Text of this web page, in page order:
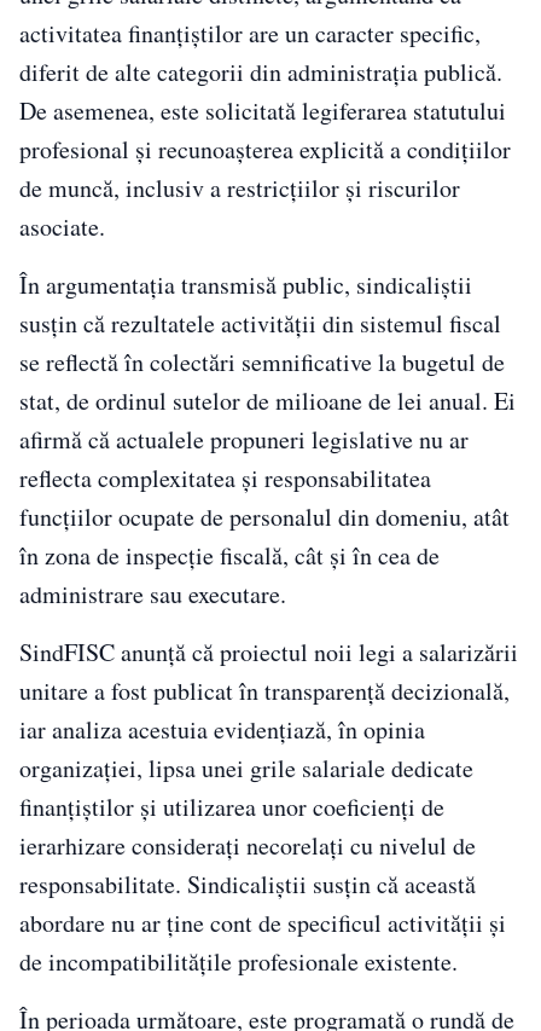
activitatea finanțiștilor are un caracter specific,
diferit de alte categorii din administrația publică.
De asemenea, este solicitată legiferarea statutului
profesional și recunoașterea explicită a condițiilor
de muncă, inclusiv a restricțiilor și riscurilor
asociate.
În argumentația transmisă public, sindicaliștii
susțin că rezultatele activității din sistemul fiscal
se reflectă în colectări semnificative la bugetul de
stat, de ordinul sutelor de milioane de lei anual. Ei
afirmă că actualele propuneri legislative nu ar
reflecta complexitatea și responsabilitatea
funcțiilor ocupate de personalul din domeniu, atât
în zona de inspecție fiscală, cât și în cea de
administrare sau executare.
SindFISC anunță că proiectul noii legi a salarizării
unitare a fost publicat în transparență decizională,
iar analiza acestuia evidențiază, în opinia
organizației, lipsa unei grile salariale dedicate
finanțiștilor și utilizarea unor coeficienți de
ierarhizare considerați necorelați cu nivelul de
responsabilitate. Sindicaliștii susțin că această
abordare nu ar ține cont de specificul activității și
de incompatibilitățile profesionale existente.
În perioada următoare, este programată o rundă de